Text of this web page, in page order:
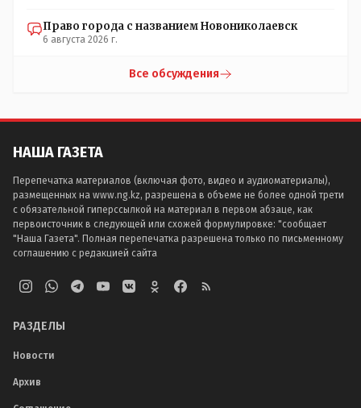
Право города с названием Новониколаевск
6 августа 2026 г.
Все обсуждения
НАША ГАЗЕТА
Перепечатка материалов (включая фото, видео и аудиоматериалы),
размещенных на www.ng.kz, разрешена в объеме не более одной трети
с обязательной гиперссылкой на материал в первом абзаце, как
первоисточник в следующей или схожей формулировке: "сообщает
"Наша Газета". Полная перепечатка разрешена только по письменному
соглашению с редакцией сайта
РАЗДЕЛЫ
Новости
Архив